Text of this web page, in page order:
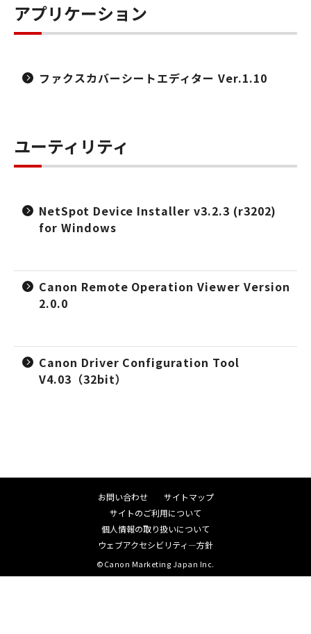
アプリケーション
ファクスカバーシートエディター Ver.1.10
ユーティリティ
NetSpot Device Installer v3.2.3 (r3202)
for Windows
Canon Remote Operation Viewer Version
2.0.0
Canon Driver Configuration Tool
V4.03（32bit）
お問い合わせ
サイトマップ
サイトのご利用について
個人情報の取り扱いについて
ウェブアクセシビリティ―方針
©Canon Marketing Japan Inc.